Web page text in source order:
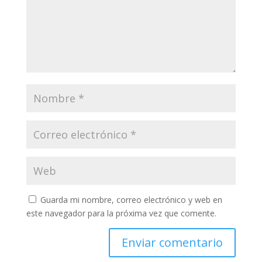
Guarda mi nombre, correo electrónico y web en
este navegador para la próxima vez que comente.